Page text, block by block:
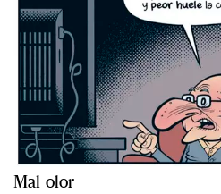
Mal olor